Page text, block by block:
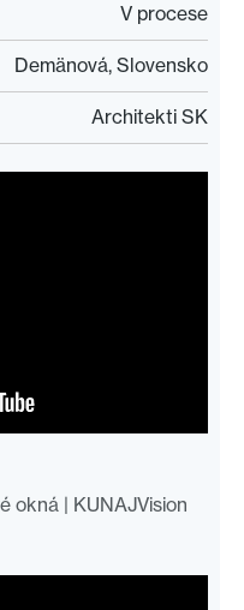
V procese
Demänová, Slovensko
Architekti SK
okná | KUNAJVision